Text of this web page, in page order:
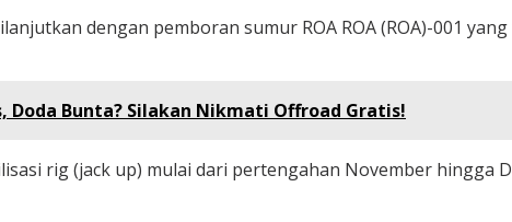
dengan pemboran sumur ROA ROA (ROA)-001
Doda Bunta? Silakan Nikmati Offroad Gratis!
rig (jack up) mulai dari pertengahan November hingga